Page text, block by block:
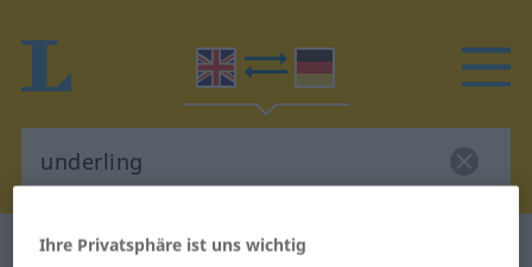
Englisch-Deutsch Wörterbuch
Ihre Privatsphäre ist uns wichtig